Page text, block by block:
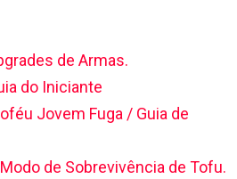
de Armas.
do Iniciante
Jovem Fuga / Guia de
de Sobrevivência de Tofu.